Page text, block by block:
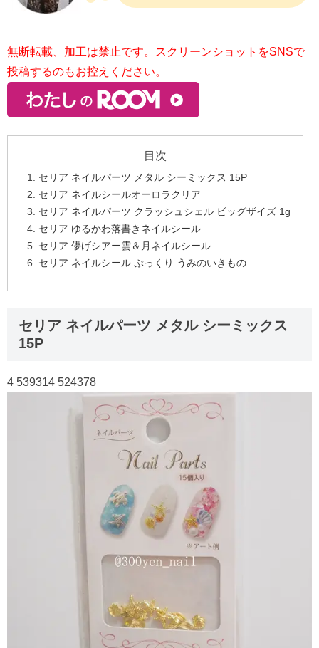
無断転載、加工は禁止です。スクリーンショットをSNSで
投稿するのもお控えください。
目次
セリア ネイルパーツ メタル シーミックス 15P
セリア ネイルシールオーロラクリア
セリア ネイルパーツ クラッシュシェル ビッグザイズ 1g
セリア ゆるかわ落書きネイルシール
セリア 儚げシアー雲＆月ネイルシール
セリア ネイルシール ぷっくり うみのいきもの
セリア ネイルパーツ メタル シーミックス
15P
4 539314 524378